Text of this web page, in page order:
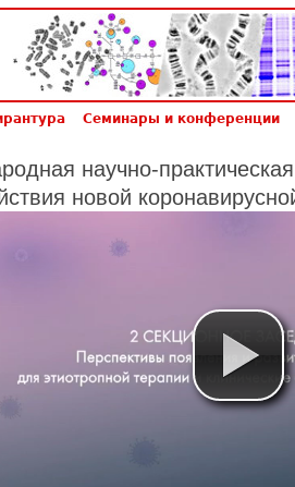
Семинары и конференции
научно-
новой